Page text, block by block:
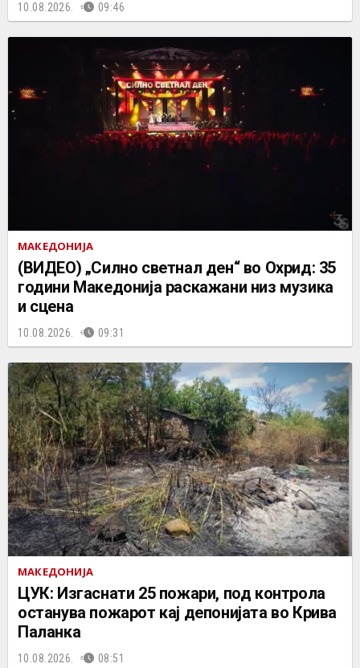
10.08.2026. 09:46
МАКЕДОНИЈА
(ВИДЕО) „Силно светнал ден“ во Охрид: 35
години Македонија раскажани низ музика
и сцена
10.08.2026. 09:31
МАКЕДОНИЈА
ЦУК: Изгаснати 25 пожари, под контрола
останува пожарот кај депонијата во Крива
Паланка
10.08.2026. 08:51